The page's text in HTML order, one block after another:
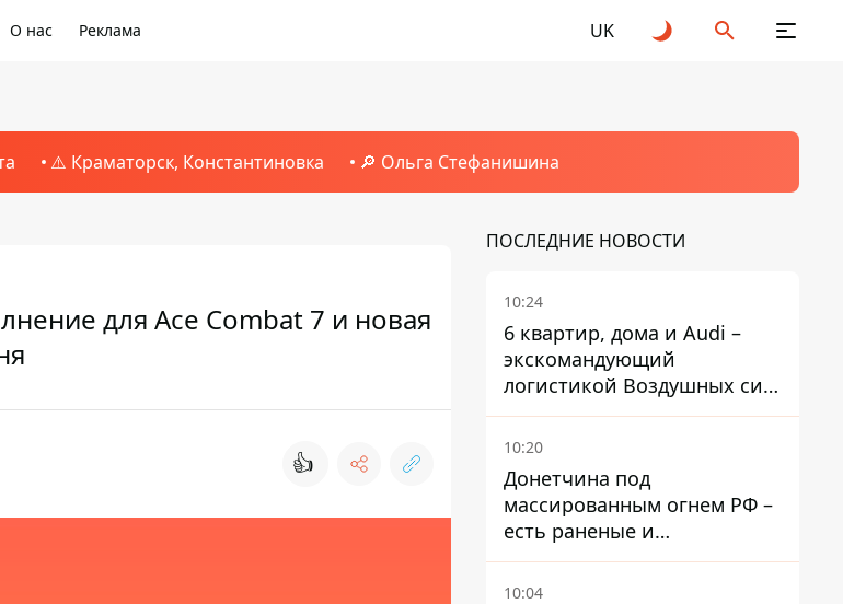
О нас Реклама UK
⚠️ Краматорск, Константиновка 🔎 Ольга Стефанишина
для Ace Combat 7 и новая
👍
ПОСЛЕДНИЕ НОВОСТИ
10:24
6 квартир, дома и Audi –
экскомандующий
логистикой Воздушных сил
ВСУ получил новое
подозрение
10:20
Донетчина под
массированным огнем РФ –
есть раненые и
масштабные разрушения
10:04